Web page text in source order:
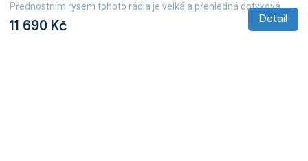
11 690 Kč Detail
Přednostním rysem tohoto rádia je velká a přehledná dotyková...